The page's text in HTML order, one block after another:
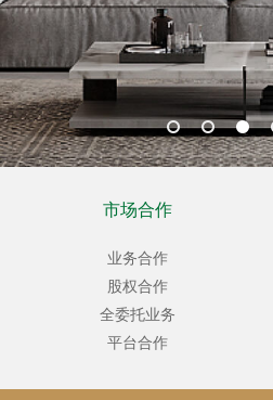
市场合作
业务合作
股权合作
全委托业务
平台合作